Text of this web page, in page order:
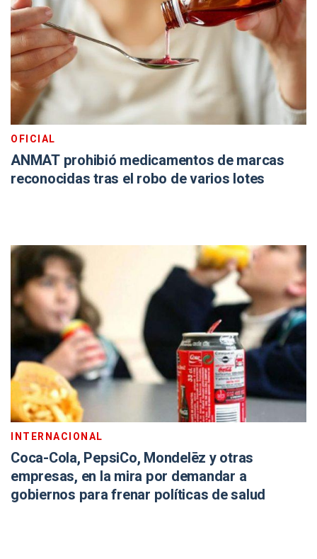
OFICIAL
ANMAT prohibió medicamentos de marcas
reconocidas tras el robo de varios lotes
INTERNACIONAL
Coca-Cola, PepsiCo, Mondelēz y otras
empresas, en la mira por demandar a
gobiernos para frenar políticas de salud